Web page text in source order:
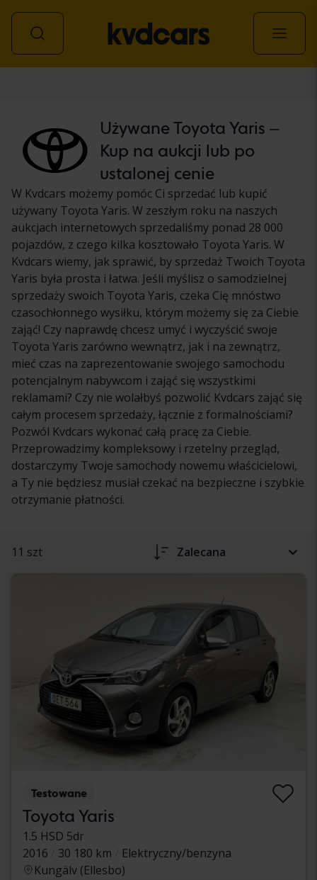
Używane Toyota Yaris –
Kup na aukcji lub po
ustalonej cenie
W Kvdcars możemy pomóc Ci sprzedać lub kupić
używany Toyota Yaris. W zeszłym roku na naszych
aukcjach internetowych sprzedaliśmy ponad 28 000
pojazdów, z czego kilka kosztowało Toyota Yaris. W
Kvdcars wiemy, jak sprawić, by sprzedaż Twoich Toyota
Yaris była prosta i łatwa. Jeśli myślisz o samodzielnej
sprzedaży swoich Toyota Yaris, czeka Cię mnóstwo
czasochłonnego wysiłku, którym możemy się za Ciebie
zająć! Czy naprawdę chcesz umyć i wyczyścić swoje
Toyota Yaris zarówno wewnątrz, jak i na zewnątrz,
mieć czas na zaprezentowanie swojego samochodu
potencjalnym nabywcom i zająć się wszystkimi
reklamami? Czy nie wolałbyś pozwolić Kvdcars zająć się
całym procesem sprzedaży, łącznie z formalnościami?
Pozwól Kvdcars wykonać całą pracę za Ciebie.
Przeprowadzimy kompleksowy i rzetelny przegląd,
dostarczymy Twoje samochody nowemu właścicielowi,
a Ty nie będziesz musiał czekać na bezpieczne i szybkie
otrzymanie płatności.
11 szt Zalecana
Testowane
Toyota Yaris
1.5 HSD 5dr
2016
30 180 km
Elektryczny/benzyna
Kungälv (Ellesbo)